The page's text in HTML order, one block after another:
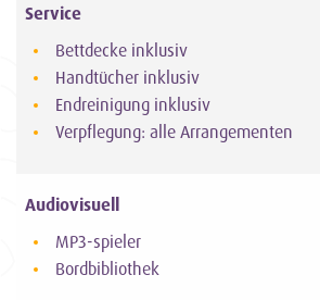
Service
Bettdecke inklusiv
Handtücher inklusiv
Endreinigung inklusiv
Verpflegung: alle Arrangementen
Audiovisuell
MP3-spieler
Bordbibliothek